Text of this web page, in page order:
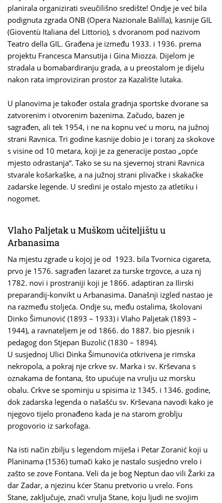
planirala organizirati sveučilišno središte! Ondje je već bila
podignuta zgrada ONB (Opera Nazionale Balilla), kasnije GIL
(Gioventù Italiana del Littorio), s dvoranom pod nazivom
Teatro della GIL. Građena je između 1933. i 1936. prema
projektu Francesca Mansutija i Gina Miozza. Dijelom je
stradala u bomabardiranju grada, a u preostalom je dijelu
nakon rata improviziran prostor za Kazalište lutaka.
U planovima je također ostala gradnja sportske dvorane sa
zatvorenim i otvorenim bazenima. Začudo, bazen je
sagrađen, ali tek 1954, i ne na kopnu već u moru, na južnoj
strani Ravnica. Tri godine kasnije dobio je i toranj za skokove
s visine od 10 metara, koji je za generacije postao „opće
mjesto odrastanja“. Tako se su na sjevernoj strani Ravnica
stvarale košarkaške, a na južnoj strani plivačke i skakačke
zadarske legende. U sredini je ostalo mjesto za atletiku i
nogomet.
Vlaho Paljetak u Muškom učiteljištu u
Arbanasima
Na mjestu zgrade u kojoj je od 1923. bila Tvornica cigareta,
prvo je 1576. sagrađen lazaret za turske trgovce, a uza nj
1782. novi i prostraniji koji je 1866. adaptiran za Ilirski
preparandij-konvikt u Arbanasima. Današnji izgled nastao je
na razmeđu stoljeća. Ondje su, među ostalima, školovani
Dinko Šimunović (1893 – 1933) i Vlaho Paljetak (1893 –
1944), a ravnateljem je od 1866. do 1887. bio pjesnik i
pedagog don Stjepan Buzolić (1830 – 1894).
U susjednoj Ulici Dinka Šimunovića otkrivena je rimska
nekropola, a pokraj nje crkve sv. Marka i sv. Krševana s
oznakama de fontana, što upućuje na vrulju uz morsku
obalu. Crkve se spominju u spisima iz 1345. i 1346. godine,
dok zadarska legenda o našašću sv. Krševana navodi kako je
njegovo tijelo pronađeno kada je na starom groblju
progovorio iz sarkofaga.
Na isti način zbilju s legendom miješa i Petar Zoranić koji u
Planinama (1536) tumači kako je nastalo susjedno vrelo i
zašto se zove Fontana. Veli da je bog Neptun dao vili Žarki za
dar Zadar, a njezinu kćer Stanu pretvorio u vrelo. Fons
Stane, zaključuje, znači vrulja Stane, koju ljudi ne svojim